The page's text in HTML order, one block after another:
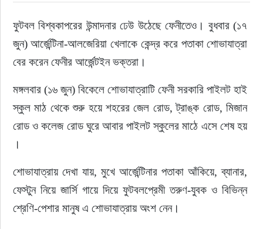
রাজনীতি
নির্বাচন
আলোচিত সংবাদ
ই-পেপার
ফুটবল বিশ্বকাপরের উন্মাদনার ঢেউ উঠেছে ফেনীতেও। বুধবার (১৭
জুন) আর্জেন্টিনা-আলজেরিয়া খেলাকে কেন্দ্র করে পতাকা শোভাযাত্রা
বের করেন ফেনীর আর্জেন্টইন ভক্তরা।
মঙ্গলবার (১৬ জুন) বিকেলে শোভাযাত্রাটি ফেনী সরকারি পাইলট হাই
স্কুল মাঠ থেকে শুরু হয়ে শহরের জেল রোড, ট্রাঙ্ক রোড, মিজান
রোড ও কলেজ রোড ঘুরে আবার পাইলট স্কুলের মাঠে এসে শেষ হয়
।
শোভাযাত্রায় দেখা যায়, মুখে আর্জেন্টিনার পতাকা আঁকিয়ে, ব্যানার,
ফেস্টুন নিয়ে জার্সি গায়ে দিয়ে ফুটবলপ্রেমী তরুণ-যুবক ও বিভিন্ন
শ্রেণি-পেশার মানুষ এ শোভাযাত্রায় অংশ নেন।